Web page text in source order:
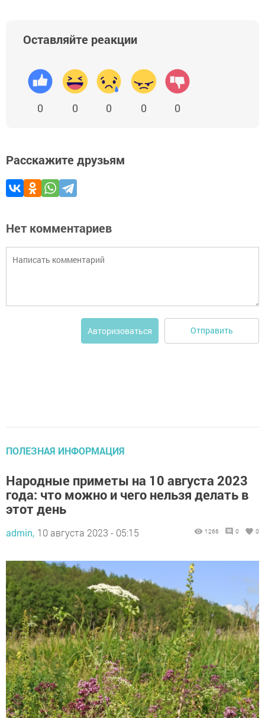
Оставляйте реакции
0 0 0 0 0
Расскажите друзьям
Нет комментариев
Авторизоваться Отправить
ПОЛЕЗНАЯ ИНФОРМАЦИЯ
Народные приметы на 10 августа 2023
года: что можно и чего нельзя делать в
этот день
admin, 10 августа 2023 - 05:15 1266 0 0